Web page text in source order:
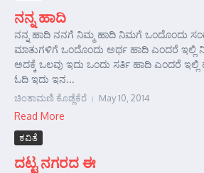
ನನ್ನ ಹಾದಿ
ನನ್ನ ಹಾದಿ ನನಗೆ ನಿಮ್ಮ ಹಾದಿ ನಿಮಗೆ ಒಂದೊಂದು
ಮಾತುಗಳಿಗೆ ಒಂದೊಂದು ಅರ್ಥ ಹಾದಿ ಎಂದರೆ ಇಲ್ಲಿ
ಅದಕ್ಕೆ ಒಲವು ಇದು ಒಂದು ಸರ್ತಿ ಹಾದಿ ಎಂದರೆ ಇಲ್ಲಿ
ಓದಿ ಇದು ಇನ...
ಚಿಂತಾಮಣಿ ಕೊಡ್ಲೆಕೆರೆ May 10, 2014
Read More
ಕವಿತೆ
ದಟ್ಟ ನಗರದ ಈ